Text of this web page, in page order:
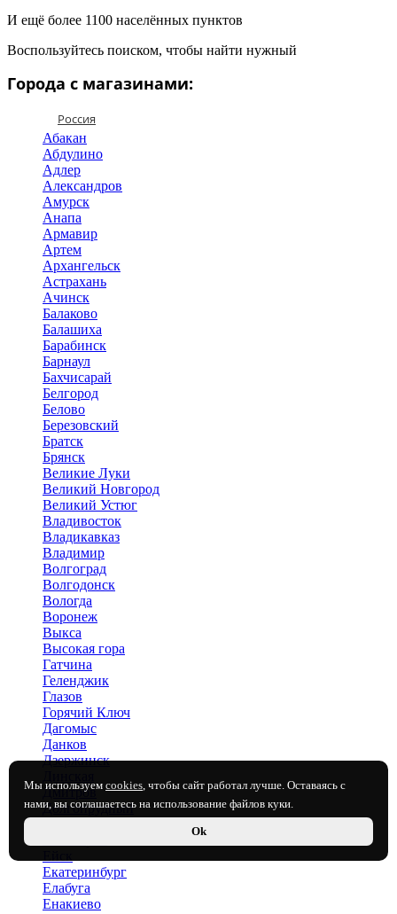
Мы используем cookies, чтобы сайт работал лучше. Оставаясь с
нами, вы соглашаетесь на использование файлов куки.
Ok
И ещё более 1100 населённых пунктов
Воспользуйтесь поиском, чтобы найти нужный
Города с магазинами:
Россия
Абакан
Абдулино
Адлер
Александров
Амурск
Анапа
Армавир
Артем
Архангельск
Астрахань
Ачинск
Балаково
Балашиха
Барабинск
Барнаул
Бахчисарай
Белгород
Белово
Березовский
Братск
Брянск
Великие Луки
Великий Новгород
Великий Устюг
Владивосток
Владикавказ
Владимир
Волгоград
Волгодонск
Вологда
Воронеж
Выкса
Высокая гора
Гатчина
Геленджик
Глазов
Горячий Ключ
Дагомыс
Данков
Дзержинск
Дмитров
Долгопрудный
Екатеринбург
Елабуга
Енакиево